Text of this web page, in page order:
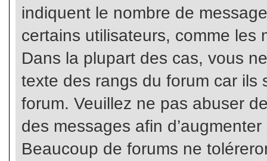
indiquent le nombre de
certains utilisateurs, comme les
Dans la plupart des cas, vous
texte des rangs du forum car ils
forum. Veuillez ne pas abuser
des messages afin
Beaucoup de forums ne